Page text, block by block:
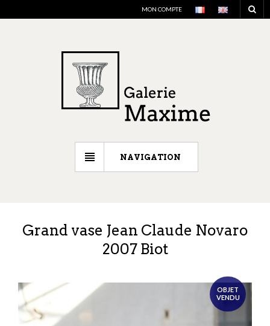
MON COMPTE
NAVIGATION
Grand vase Jean Claude Novaro
2007 Biot
OBJET
VENDU